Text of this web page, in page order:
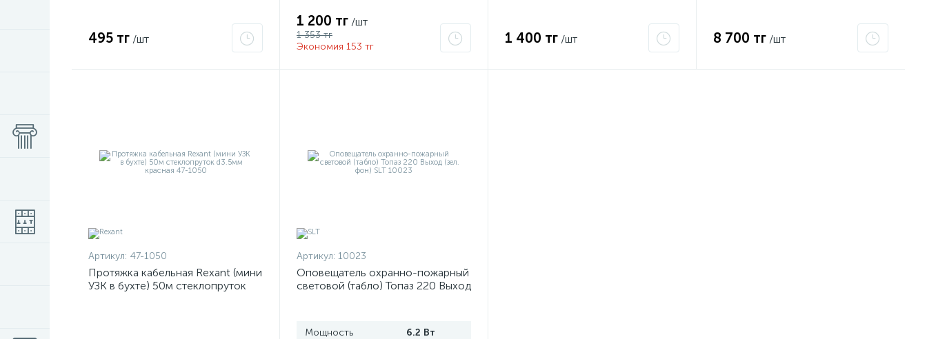
495 тг /шт
1 200 тг /шт
1 353 тг
Экономия 153 тг
1 400 тг /шт 8 700 тг /шт
Артикул: 47-1050
Протяжка кабельная Rexant (мини
УЗК в бухте) 50м стеклопруток
Артикул: 10023
Оповещатель охранно-пожарный
световой (табло) Топаз 220 Выход
Мощность
6.2 Вт